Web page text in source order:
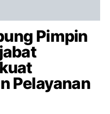
Pimpin
Pelayanan